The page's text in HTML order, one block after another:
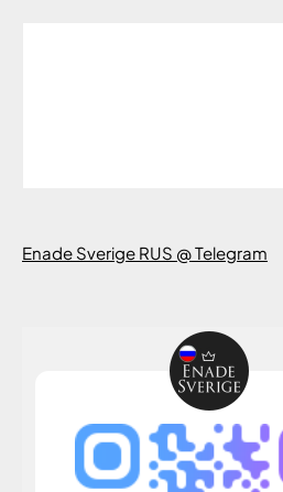
Enade Sverige RUS @ Telegram